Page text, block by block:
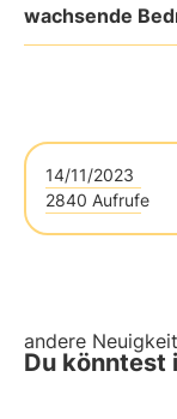
wachsende
14/11/2023
2840 Aufrufe
andere
Du könntest